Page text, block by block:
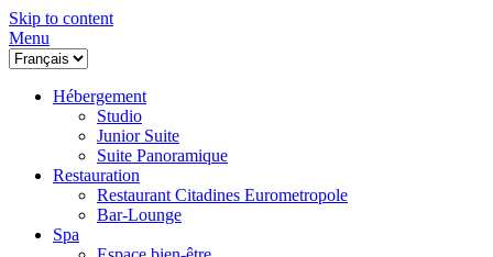
Skip to content
Menu
Hébergement
Studio
Junior Suite
Suite Panoramique
Restauration
Restaurant Citadines Eurometropole
Bar-Lounge
Spa